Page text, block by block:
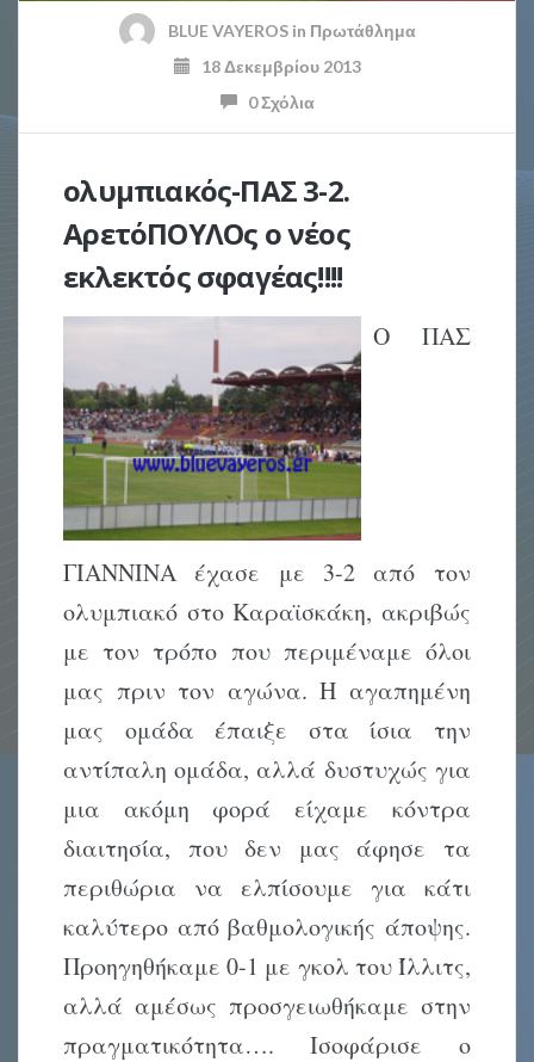
BLUE VAYEROSin Πρωτάθλημα
18 Δεκεμβρίου 2013
0 Σχόλια
ολυμπιακός-ΠΑΣ 3-2.
ΑρετόΠΟΥΛΟς ο νέος
εκλεκτός σφαγέας!!!!
Ο ΠΑΣ
ΓΙΑΝΝΙΝΑ έχασε με 3-2 από τον
ολυμπιακό στο Καραϊσκάκη, ακριβώς
με τον τρόπο που περιμέναμε όλοι
μας πριν τον αγώνα. Η αγαπημένη
μας ομάδα έπαιξε στα ίσια την
αντίπαλη ομάδα, αλλά δυστυχώς για
μια ακόμη φορά είχαμε κόντρα
διαιτησία, που δεν μας άφησε τα
περιθώρια να ελπίσουμε για κάτι
καλύτερο από βαθμολογικής άποψης.
Προηγηθήκαμε 0-1 με γκολ του Ίλλιτς,
αλλά αμέσως προσγειωθήκαμε στην
πραγματικότητα…. Ισοφάρισε ο